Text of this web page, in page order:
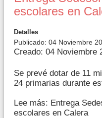
escolares en
Detalles
Publicado: 04 Noviembre
Creado: 04 Noviembre
Se prevé dotar de 11
24 primarias durante
Lee más: Entrega
escolares en Calera